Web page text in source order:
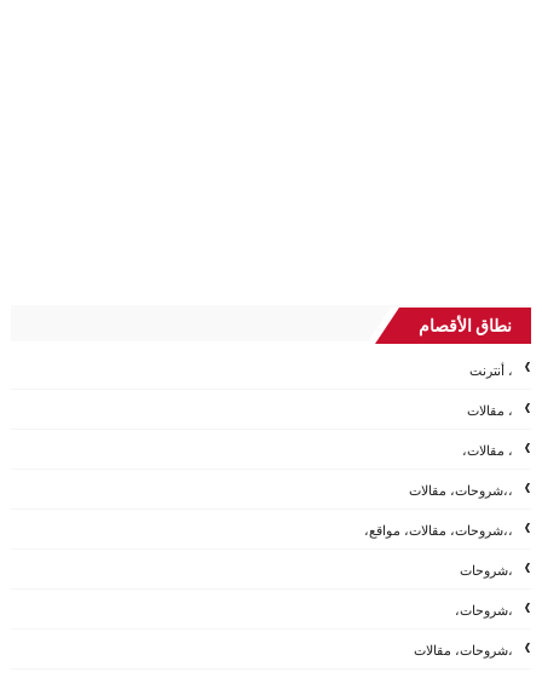
نطاق الأقصام
، أنترنت
، مقالات
، مقالات،
،،شروحات، مقالات
،،شروحات، مقالات، مواقع،
،شروحات
،شروحات،
،شروحات، مقالات